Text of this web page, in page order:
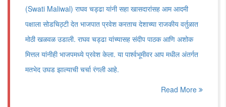
(Swati Maliwal) राघव चड्ढा यांनी सहा खासदारांसह आम आदमी
पक्षाला सोडचिठ्टी देत भाजपात प्रवेश करताच देशाच्या राजकीय वर्तुळात
मोठी खळवळ उडाली. राघव चड्ढा यांच्यासह संदीप पाठक आणि अशोक
मित्तल यांनीही भाजपमध्ये प्रवेश केला. या पार्श्वभूमीवर आप मधील अंतर्गत
मतभेद उघड झाल्याची चर्चा रंगली आहे.
Read More